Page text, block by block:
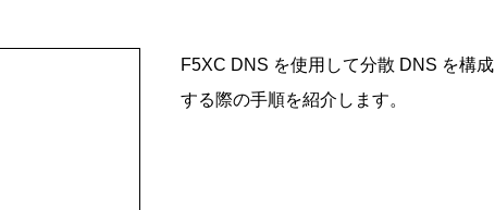
F5XC DNS を使用して分散 DNS を構成
する際の手順を紹介します。